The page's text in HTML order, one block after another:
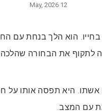
12 May, 2026
בחייו. הוא הלך בנחת עם
לתקוף את הבחורה שהלכה
אשתו. היא תפסה אותו
עם המצב.